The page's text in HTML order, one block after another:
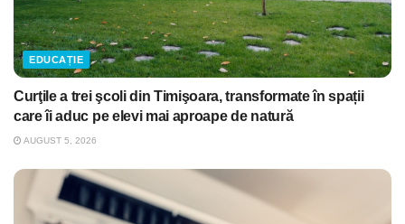
EDUCAȚIE
Curţile a trei şcoli din Timişoara, transformate în spații
care îi aduc pe elevi mai aproape de natură
AUGUST 5, 2026